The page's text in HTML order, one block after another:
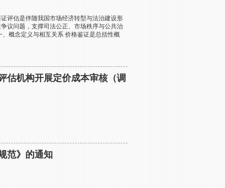
是伴随我国市场经济转型与法治建设形
议问题，支撑司法公正、市场秩序与公共治
概念定义与相互关系 价格鉴证是总括性概
估机构开展定价成本审核（调
范》的通知